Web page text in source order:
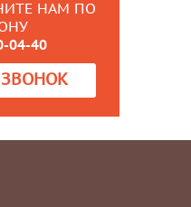
НАМ ПО
04-40